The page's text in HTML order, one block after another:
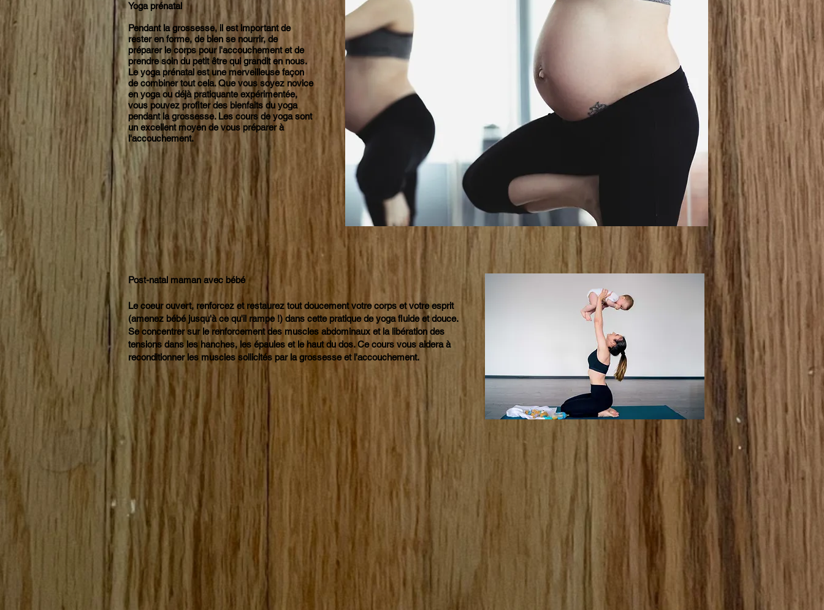
Yoga prénatal
Pendant la grossesse, il est important de
rester en forme, de bien se nourrir, de
préparerle corps pour l'accouchement et de
prendre soin du petitêtrequi grandit en nous.
Le yoga prénatal est une merveilleuse façon
de combiner tout cela. Que vous soyez novice
en yoga ou déjà pratiquante expérimentée,
vous pouvez profiter des bienfaits du yoga
pendant la grossesse. Les cours de yoga sont
un excellent moyen de vous préparer à
l'accouchement.
Post-natal maman avec bébé
Le coeur ouvert, renforcez et restaurez tout doucement votre corps et votre esprit
(amenez bébé jusqu'à ce qu'il rampe !) dans cette pratique de yoga fluide et douce.
Se concentrer sur le renforcement des muscles abdominaux et la libération des
tensions dans les hanches, les épaules et le haut du dos. Ce cours vous aidera à
reconditionner les muscles sollicités par la grossesse et l'accouchement.